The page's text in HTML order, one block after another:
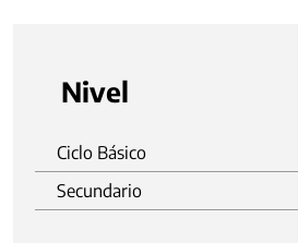
Nivel
Ciclo Básico
Secundario